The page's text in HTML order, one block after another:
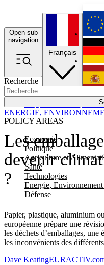
Open sub
navigation
Recherche
POLICY AREAS
Economie
Politique
Agriculture et
Santé
Technologies
Energie,
Défense
Français
Les
devenir
?
Papier, plastique, aluminium
européenne prépare une
les déchets d’emballages, une
les inconvénients des
ENERGIE,
Dave Keating